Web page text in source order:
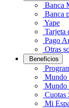
Banca
Banca
Yape
Tarjeta
Pago
Otras
Beneficios
Mundo
Mundo
Cuotas
Mi